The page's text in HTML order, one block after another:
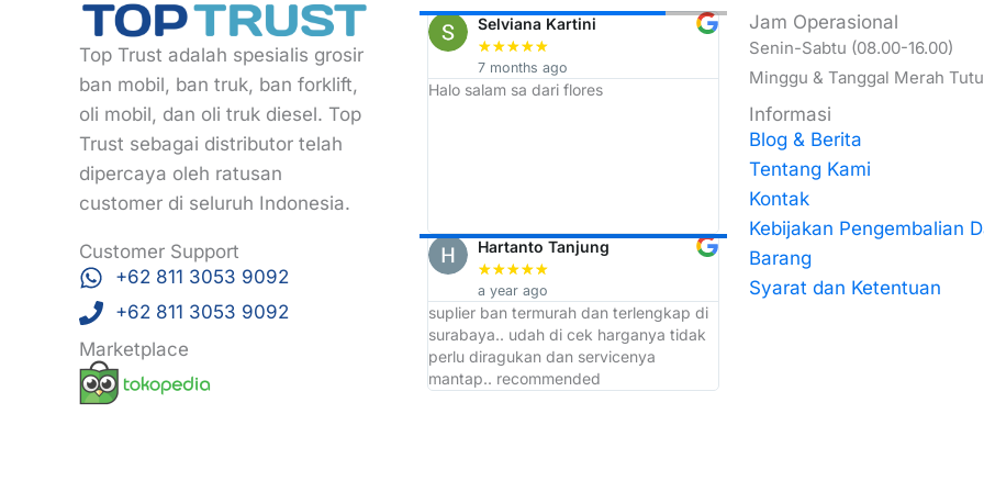
Top Trust adalah spesialis grosir
ban mobil, ban truk, ban forklift,
oli mobil, dan oli truk diesel. Top
Trust sebagai distributor telah
dipercaya oleh ratusan
customer di seluruh Indonesia.
Customer Support
+62 811 3053 9092
+62 811 3053 9092
Marketplace
Rizky Eko
★ ★★ ★
2 year ago
Awalnya mau cari roti ban di sekitar sini
eh ketemunya malah tempat grosir ban
tapi enggak apa apa lah, dari
sini saya jadi tau tempat Grosir Ban
terbaik d wilayah Surabaya yaitu TOP
TRUST
Selviana Kartini
★★★★★
7 months ago
Halo salam sa dari flores
Budi ari Wibowo
★★★★★
Trimakasih Top Trust penjualan
termurah se JATIM
Arri Bojonk
★ ★★★★
Ckup bntang saja
Hartanto Tanjung
★★★★★
a year ago
suplier ban termurah dan terlengkap di
surabaya.. udah di cek harganya tidak
perlu diragukan dan servicenya
mantap.. recommended
★ ★★
a year ago
Jam Operasional
Senin-Sabtu (08.00-16.00)
Minggu & Tanggal Merah
Informasi
Blog & Berita
Tentang Kami
Kontak
Kebijakan Pengembalian
Barang
Syarat dan Ketentuan